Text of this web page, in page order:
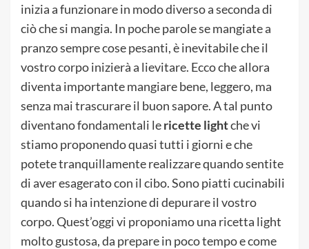
inizia a funzionare in modo diverso a seconda di
ciò che si mangia. In poche parole se mangiate a
pranzo sempre cose pesanti, è inevitabile che il
vostro corpo inizierà a lievitare. Ecco che allora
diventa importante mangiare bene, leggero, ma
senza mai trascurare il buon sapore. A tal punto
diventano fondamentali lericette lightche vi
stiamo proponendo quasi tutti i giorni e che
potete tranquillamente realizzare quando sentite
di aver esagerato con il cibo. Sono piatti cucinabili
quando si ha intenzione di depurare il vostro
corpo. Quest’oggi vi proponiamo una ricetta light
molto gustosa, da prepare in poco tempo e come